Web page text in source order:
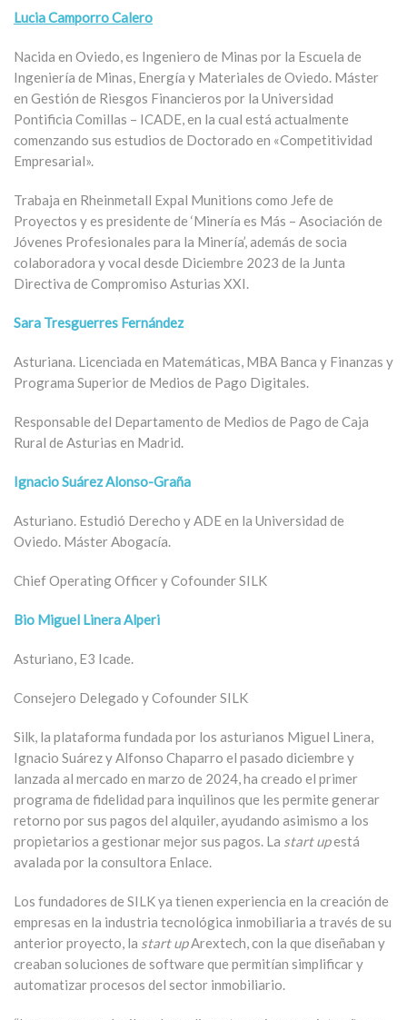
Lucia Camporro Calero
Nacida en Oviedo, es Ingeniero de Minas por la Escuela de
Ingeniería de Minas, Energía y Materiales de Oviedo. Máster
en Gestión de Riesgos Financieros por la Universidad
Pontificia Comillas – ICADE, en la cual está actualmente
comenzando sus estudios de Doctorado en «Competitividad
Empresarial».
Trabaja en Rheinmetall Expal Munitions como Jefe de
Proyectos y es presidente de ‘Minería es Más – Asociación de
Jóvenes Profesionales para la Minería’, además de socia
colaboradora y vocal desde Diciembre 2023 de la Junta
Directiva de Compromiso Asturias XXI.
Sara Tresguerres Fernández
Asturiana. Licenciada en Matemáticas, MBA Banca y Finanzas y
Programa Superior de Medios de Pago Digitales.
Responsable del Departamento de Medios de Pago de Caja
Rural de Asturias en Madrid.
Ignacio Suárez Alonso-Graña
Asturiano. Estudió Derecho y ADE en la Universidad de
Oviedo. Máster Abogacía.
Chief Operating Officer y Cofounder SILK
Bio Miguel Linera Alperi
Asturiano, E3 Icade.
Consejero Delegado y Cofounder SILK
Silk, la plataforma fundada por los asturianos Miguel Linera,
Ignacio Suárez y Alfonso Chaparro el pasado diciembre y
lanzada al mercado en marzo de 2024, ha creado el primer
programa de fidelidad para inquilinos que les permite generar
retorno por sus pagos del alquiler, ayudando asimismo a los
propietarios a gestionar mejor sus pagos. La start upestá
avalada por la consultora Enlace.
Los fundadores de SILK ya tienen experiencia en la creación de
empresas en la industria tecnológica inmobiliaria a través de su
anterior proyecto, la start upArextech, con la que diseñaban y
creaban soluciones de software que permitían simplificar y
automatizar procesos del sector inmobiliario.